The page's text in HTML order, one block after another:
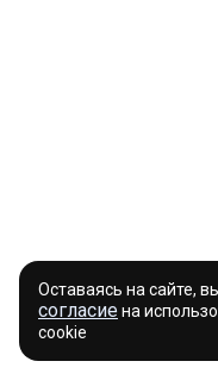
Оставаясь на сайте,
согласиена
cookie